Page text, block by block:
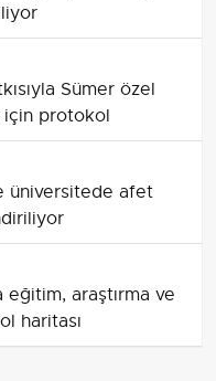
Sümer özel
protokol
üniversitede afet
eğitim, araştırma ve
haritası